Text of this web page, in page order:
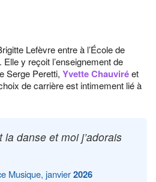
Lefèvre entre à l’École de
y reçoit l’enseignement de
Serge Peretti, Yvette Chauviréet
de carrière est intimement lié à
danse et moi j’adorais
Musique, janvier2026